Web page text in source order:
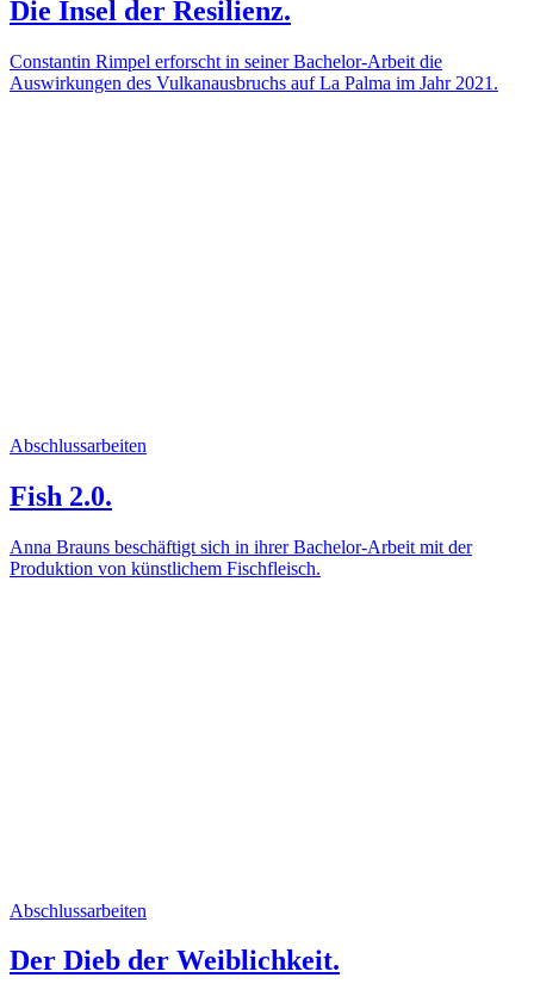
Die Insel der Resilienz.
Constantin Rimpel erforscht in seiner Bachelor-Arbeit die
Auswirkungen des Vulkanausbruchs auf La Palma im Jahr 2021.
Abschlussarbeiten
Fish 2.0.
Anna Brauns beschäftigt sich in ihrer Bachelor-Arbeit mit der
Produktion von künstlichem Fischfleisch.
Abschlussarbeiten
Der Dieb der Weiblichkeit.